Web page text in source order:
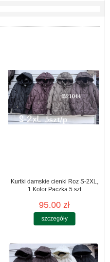
Kurtki damskie cienki Roz S-2XL,
1 Kolor Paczka 5 szt
95.00 zł
szczegóły